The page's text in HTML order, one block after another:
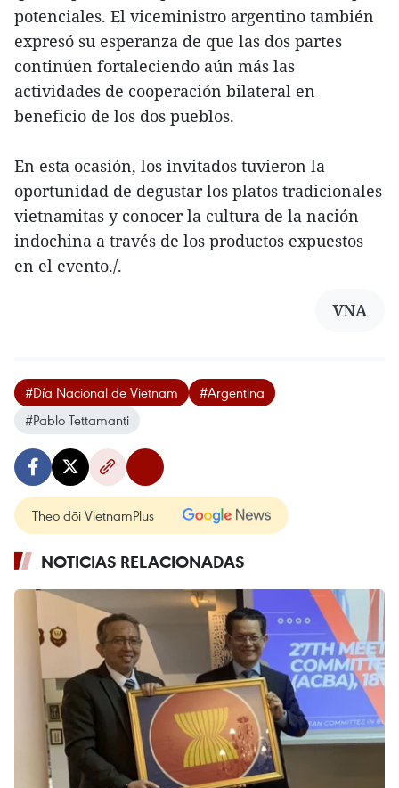
potenciales. El viceministro argentino también
expresó su esperanza de que las dos partes
continúen fortaleciendo aún más las
actividades de cooperación bilateral en
beneficio de los dos pueblos.
En esta ocasión, los invitados tuvieron la
oportunidad de degustar los platos tradicionales
vietnamitas y conocer la cultura de la nación
indochina a través de los productos expuestos
en el evento./.
VNA
#Día Nacional de Vietnam
#Argentina
#Pablo Tettamanti
Theo dõi VietnamPlus
NOTICIAS RELACIONADAS